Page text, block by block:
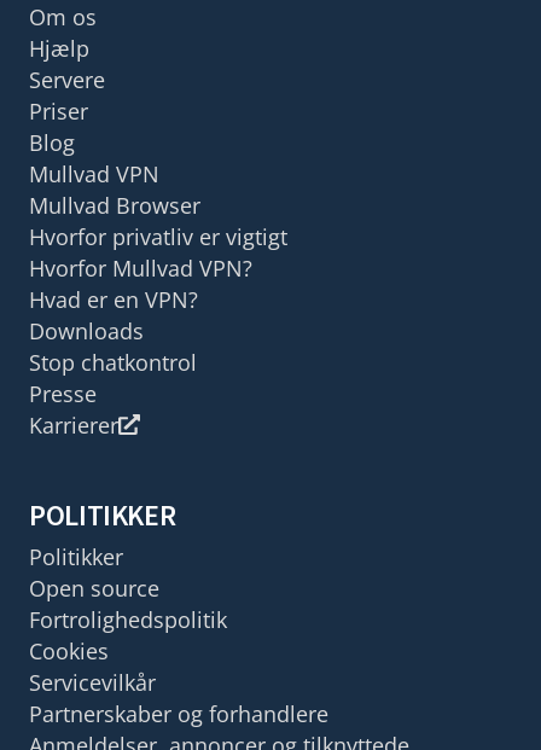
Om os
Hjælp
Servere
Priser
Blog
Mullvad VPN
Mullvad Browser
Hvorfor privatliv er vigtigt
Hvorfor Mullvad VPN?
Hvad er en VPN?
Downloads
Stop chatkontrol
Presse
Karrierer
POLITIKKER
Politikker
Open source
Fortrolighedspolitik
Cookies
Servicevilkår
Partnerskaber og forhandlere